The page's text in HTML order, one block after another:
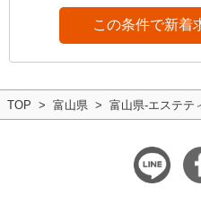
この条件で新着
TOP 富山県 富山県-エステテ